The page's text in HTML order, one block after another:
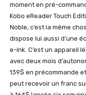
moment en pré-
Kobo eReader Touch
Noble, c’est la même
dispose lui aussi d’une
e-ink. C’est un appareil
avec deux mois
139$ en précommande
peut recevoir un franc